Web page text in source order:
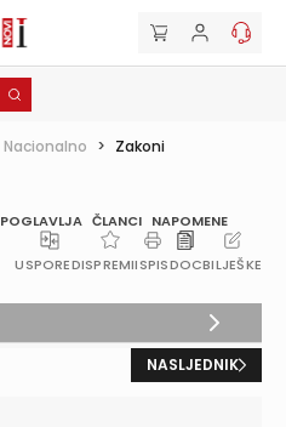
Nacionalno > Zakoni
POGLAVLJA ČLANCI NAPOMENE
USPOREDISPREMIISPISDOCBILJEŠKE
NASLJEDNIK